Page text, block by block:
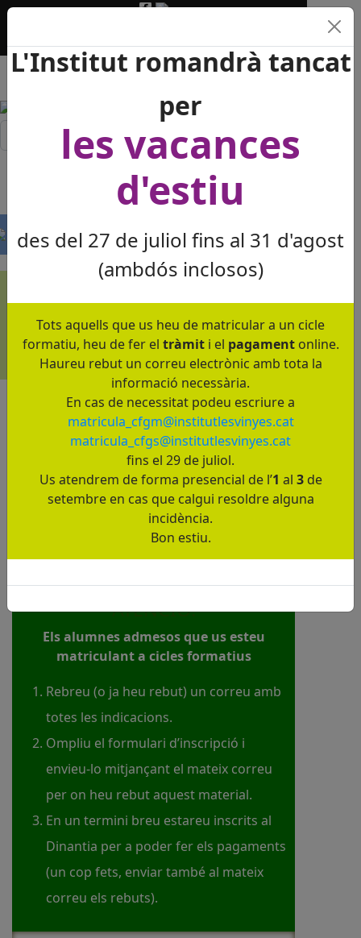
Dilluns a divendres de 8 a 21:30 h
Més de quatre
dècades al servei de
l'ensenyament!!!
L'Institut romandrà tancat
per
les vacances
d'estiu
des del 27 de juliol fins al 31 d'agost
(ambdós inclosos)
Tots aquells que us heu de matricular a un cicle
formatiu, heu de fer el tràmit i el pagament online.
Haureu rebut un correu electrònic amb tota la
informació necessària.
En cas de necessitat podeu escriure a
matricula_cfgm@institutlesvinyes.cat
matricula_cfgs@institutlesvinyes.cat
fins el 29 de juliol.
Us atendrem de forma presencial de l’1 al 3de
setembre en cas que calgui resoldre alguna
incidència.
Bon estiu.
ATENCIÓ:
Els alumnes admesos que us esteu
matriculant a cicles formatius
Rebreu (o ja heu rebut) un correu amb
totes les indicacions.
Ompliu el formulari d’inscripció i
envieu-lo mitjançant el mateix correu
per on heu rebut aquest material.
En un termini breu estareu inscrits al
Dinantia per a poder fer els pagaments
(un cop fets, enviar també al mateix
correu els rebuts).